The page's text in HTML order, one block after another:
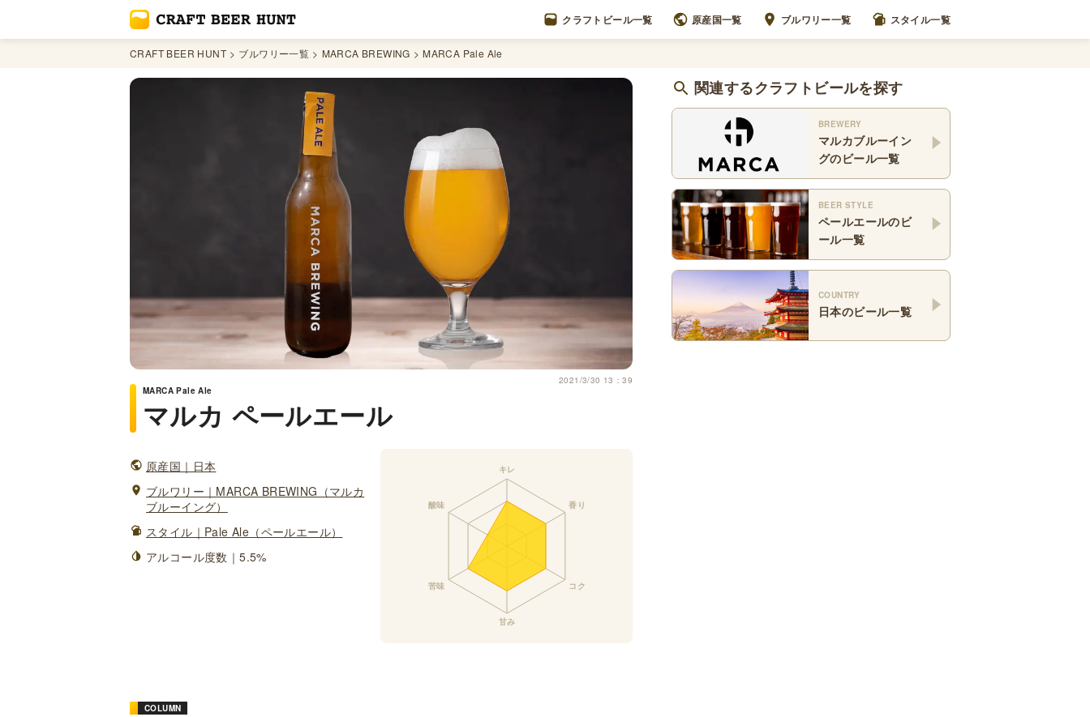
クラフトビール一覧 原産国一覧 ブルワリー一覧 スタイル一覧
CRAFT BEER HUNT ブルワリー一覧 MARCA BREWING MARCA Pale Ale
2021/3/30 13：39
MARCA Pale Ale
マルカ ペールエール
原産国｜日本
ブルワリー｜MARCA BREWING（マルカ
ブルーイング）
スタイル｜Pale Ale（ペールエール）
アルコール度数｜5.5%
COLUMN
関連するクラフトビールを探す
BREWERY
マルカブルーイン
グのビール一覧
BEER STYLE
ペールエールのビ
ール一覧
COUNTRY
日本のビール一覧